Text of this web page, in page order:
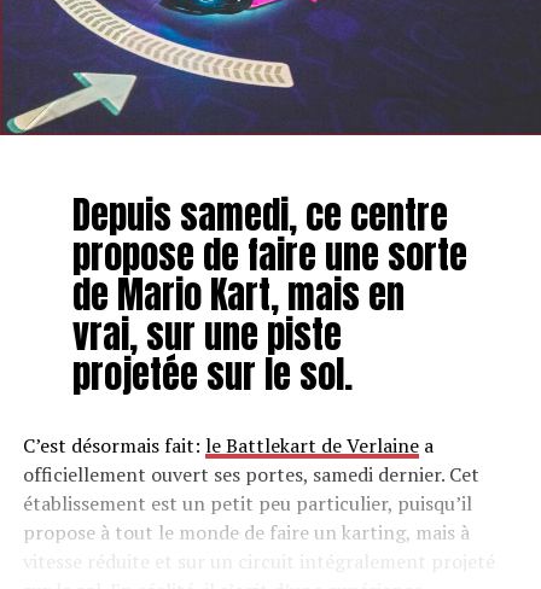
Depuis samedi, ce centre
propose de faire une sorte
de Mario Kart, mais en
vrai, sur une piste
projetée sur le sol.
C’est désormais fait: le Battlekart de Verlainea
officiellement ouvert ses portes, samedi dernier. Cet
établissement est un petit peu particulier, puisqu’il
propose à tout le monde de faire un karting, mais à
vitesse réduite et sur un circuit intégralement projeté